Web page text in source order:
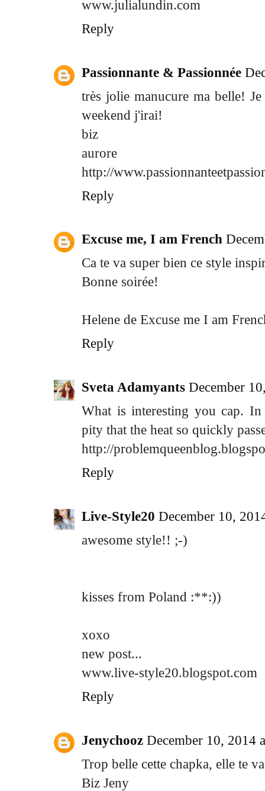
www.julialundin.com
Reply
Passionnante & Passionnée
très jolie manucure ma belle!
weekend j'irai!
biz
aurore
http://
Reply
Excuse me, I am French
Ca te va super bien ce style
Bonne soirée!
Helene de Excuse me I am
Reply
Sveta Adamyants December
What is interesting you cap.
pity that the heat so quickly
http://
Reply
Live-Style20 December 10,
awesome style!! ;-)
kisses from Poland :**:))
xoxo
new post...
www.live-style20.blogspot.com
Reply
Jenychooz December 10, 2014
Trop belle cette chapka, elle te
Biz Jeny